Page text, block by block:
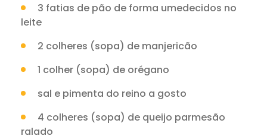
3 fatias de pão de forma umedecidos no
leite
2 colheres (sopa) de manjericão
1 colher (sopa) de orégano
sal e pimenta do reino a gosto
4 colheres (sopa) de queijo parmesão
ralado